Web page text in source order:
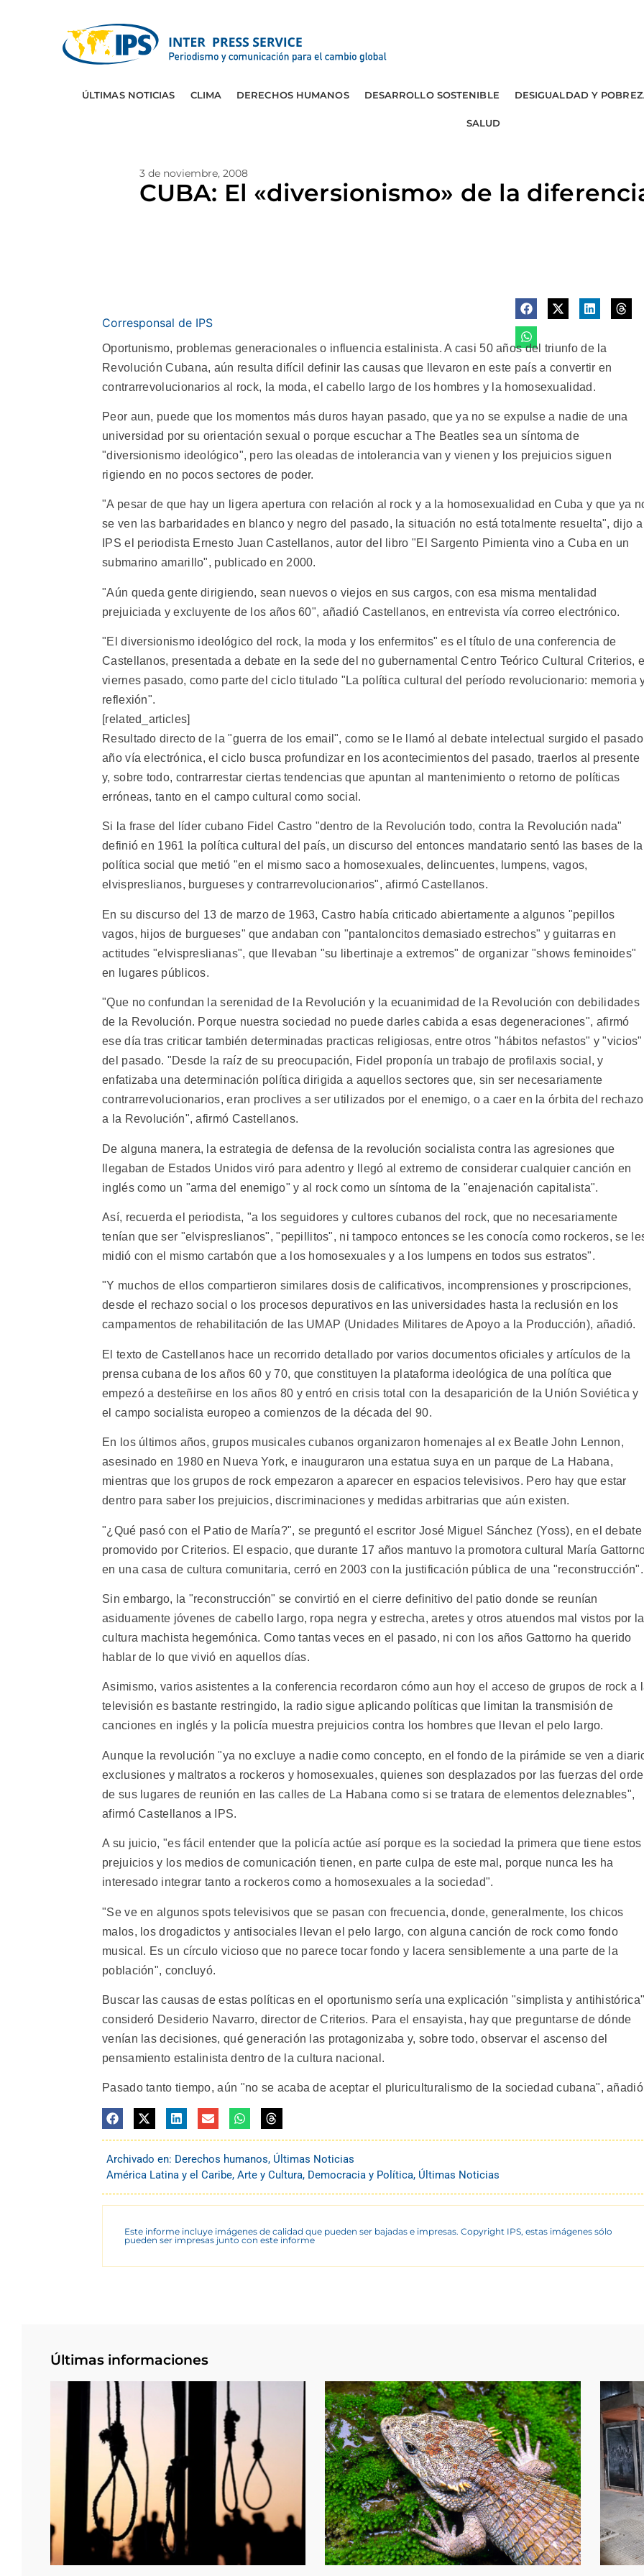
ÚLTIMAS NOTICIAS CLIMA DERECHOS HUMANOS DESARROLLO SOSTENIBLE DESIGUALDAD Y
SALUD
3 de noviembre, 2008
CUBA: El «diversionismo» de la
Corresponsal de IPS
Oportunismo, problemas generacionales o influencia estalinista. A casi 50 años del triunfo de la
Revolución Cubana, aún resulta difícil definir las causas que llevaron en este país a convertir en
contrarrevolucionarios al rock, la moda, el cabello largo de los hombres y la homosexualidad.
Peor aun, puede que los momentos más duros hayan pasado, que ya no se expulse a nadie de una
universidad por su orientación sexual o porque escuchar a The Beatles sea un síntoma de
"diversionismo ideológico", pero las oleadas de intolerancia van y vienen y los prejuicios siguen
rigiendo en no pocos sectores de poder.
"A pesar de que hay un ligera apertura con relación al rock y a la homosexualidad en Cuba y que ya
se ven las barbaridades en blanco y negro del pasado, la situación no está totalmente resuelta", dijo a
IPS el periodista Ernesto Juan Castellanos, autor del libro "El Sargento Pimienta vino a Cuba en un
submarino amarillo", publicado en 2000.
"Aún queda gente dirigiendo, sean nuevos o viejos en sus cargos, con esa misma mentalidad
prejuiciada y excluyente de los años 60", añadió Castellanos, en entrevista vía correo electrónico.
"El diversionismo ideológico del rock, la moda y los enfermitos" es el título de una conferencia de
Castellanos, presentada a debate en la sede del no gubernamental Centro Teórico Cultural Criterios,
viernes pasado, como parte del ciclo titulado "La política cultural del período revolucionario: memoria
reflexión".
[related_articles]
Resultado directo de la "guerra de los email", como se le llamó al debate intelectual surgido el pasado
año vía electrónica, el ciclo busca profundizar en los acontecimientos del pasado, traerlos al presente
y, sobre todo, contrarrestar ciertas tendencias que apuntan al mantenimiento o retorno de políticas
erróneas, tanto en el campo cultural como social.
Si la frase del líder cubano Fidel Castro "dentro de la Revolución todo, contra la Revolución nada"
definió en 1961 la política cultural del país, un discurso del entonces mandatario sentó las bases de la
política social que metió "en el mismo saco a homosexuales, delincuentes, lumpens, vagos,
elvispreslianos, burgueses y contrarrevolucionarios", afirmó Castellanos.
En su discurso del 13 de marzo de 1963, Castro había criticado abiertamente a algunos "pepillos
vagos, hijos de burgueses" que andaban con "pantaloncitos demasiado estrechos" y guitarras en
actitudes "elvispreslianas", que llevaban "su libertinaje a extremos" de organizar "shows feminoides"
en lugares públicos.
"Que no confundan la serenidad de la Revolución y la ecuanimidad de la Revolución con debilidades
de la Revolución. Porque nuestra sociedad no puede darles cabida a esas degeneraciones", afirmó
ese día tras criticar también determinadas practicas religiosas, entre otros "hábitos nefastos" y "vicios"
del pasado. "Desde la raíz de su preocupación, Fidel proponía un trabajo de profilaxis social, y
enfatizaba una determinación política dirigida a aquellos sectores que, sin ser necesariamente
contrarrevolucionarios, eran proclives a ser utilizados por el enemigo, o a caer en la órbita del rechazo
a la Revolución", afirmó Castellanos.
De alguna manera, la estrategia de defensa de la revolución socialista contra las agresiones que
llegaban de Estados Unidos viró para adentro y llegó al extremo de considerar cualquier canción en
inglés como un "arma del enemigo" y al rock como un síntoma de la "enajenación capitalista".
Así, recuerda el periodista, "a los seguidores y cultores cubanos del rock, que no necesariamente
tenían que ser "elvispreslianos", "pepillitos", ni tampoco entonces se les conocía como rockeros, se
midió con el mismo cartabón que a los homosexuales y a los lumpens en todos sus estratos".
"Y muchos de ellos compartieron similares dosis de calificativos, incomprensiones y proscripciones,
desde el rechazo social o los procesos depurativos en las universidades hasta la reclusión en los
campamentos de rehabilitación de las UMAP (Unidades Militares de Apoyo a la Producción), añadió.
El texto de Castellanos hace un recorrido detallado por varios documentos oficiales y artículos de la
prensa cubana de los años 60 y 70, que constituyen la plataforma ideológica de una política que
empezó a desteñirse en los años 80 y entró en crisis total con la desaparición de la Unión Soviética y
el campo socialista europeo a comienzos de la década del 90.
En los últimos años, grupos musicales cubanos organizaron homenajes al ex Beatle John Lennon,
asesinado en 1980 en Nueva York, e inauguraron una estatua suya en un parque de La Habana,
mientras que los grupos de rock empezaron a aparecer en espacios televisivos. Pero hay que estar
dentro para saber los prejuicios, discriminaciones y medidas arbitrarias que aún existen.
"¿Qué pasó con el Patio de María?", se preguntó el escritor José Miguel Sánchez (Yoss), en el debate
promovido por Criterios. El espacio, que durante 17 años mantuvo la promotora cultural María
en una casa de cultura comunitaria, cerró en 2003 con la justificación pública de una "reconstrucción".
Sin embargo, la "reconstrucción" se convirtió en el cierre definitivo del patio donde se reunían
asiduamente jóvenes de cabello largo, ropa negra y estrecha, aretes y otros atuendos mal vistos por la
cultura machista hegemónica. Como tantas veces en el pasado, ni con los años Gattorno ha querido
hablar de lo que vivió en aquellos días.
Asimismo, varios asistentes a la conferencia recordaron cómo aun hoy el acceso de grupos de rock a
televisión es bastante restringido, la radio sigue aplicando políticas que limitan la transmisión de
canciones en inglés y la policía muestra prejuicios contra los hombres que llevan el pelo largo.
Aunque la revolución "ya no excluye a nadie como concepto, en el fondo de la pirámide se ven a
exclusiones y maltratos a rockeros y homosexuales, quienes son desplazados por las fuerzas del
de sus lugares de reunión en las calles de La Habana como si se tratara de elementos deleznables",
afirmó Castellanos a IPS.
A su juicio, "es fácil entender que la policía actúe así porque es la sociedad la primera que tiene estos
prejuicios y los medios de comunicación tienen, en parte culpa de este mal, porque nunca les ha
interesado integrar tanto a rockeros como a homosexuales a la sociedad".
"Se ve en algunos spots televisivos que se pasan con frecuencia, donde, generalmente, los chicos
malos, los drogadictos y antisociales llevan el pelo largo, con alguna canción de rock como fondo
musical. Es un círculo vicioso que no parece tocar fondo y lacera sensiblemente a una parte de la
población", concluyó.
Buscar las causas de estas políticas en el oportunismo sería una explicación "simplista y
consideró Desiderio Navarro, director de Criterios. Para el ensayista, hay que preguntarse de dónde
venían las decisiones, qué generación las protagonizaba y, sobre todo, observar el ascenso del
pensamiento estalinista dentro de la cultura nacional.
Pasado tanto tiempo, aún "no se acaba de aceptar el pluriculturalismo de la sociedad cubana",
Archivado en: Derechos humanos, Últimas Noticias
América Latina y el Caribe, Arte y Cultura, Democracia y Política, Últimas Noticias
Este informe incluye imágenes de calidad que pueden ser bajadas e impresas. Copyright IPS, estas imágenes sólo
pueden ser impresas junto con este informe
Últimas informaciones